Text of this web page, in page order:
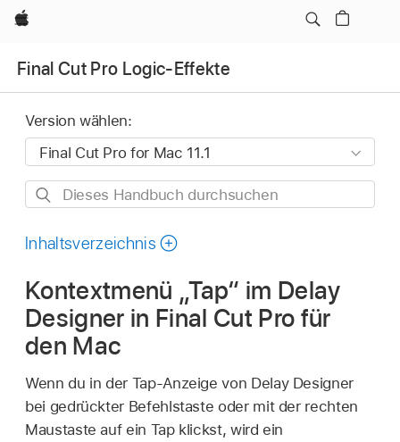
Apple
Final Cut Pro Logic-Effekte
Version wählen:
Dieses
durchsuchen
Inhaltsverzeichnis
Kontextmenü „Tap“ im Delay
Designer in Final Cut Pro für
den Mac
Wenn du in der Tap-Anzeige von Delay Designer
bei gedrückter Befehlstaste oder mit der rechten
Maustaste auf ein Tap klickst, wird ein